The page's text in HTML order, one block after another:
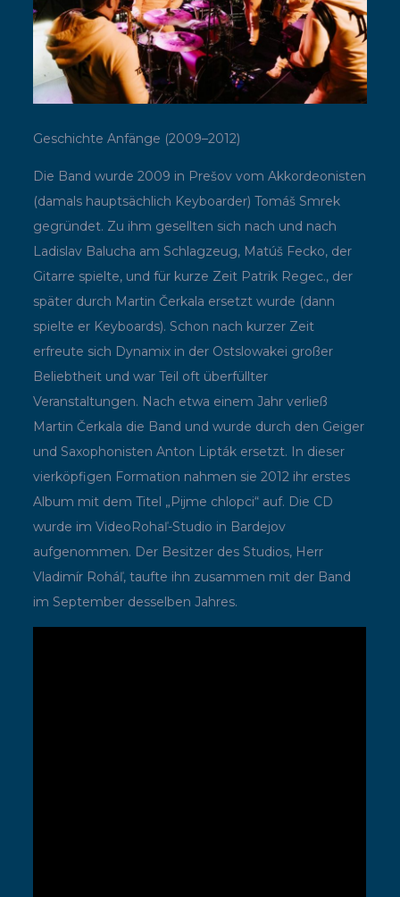
Geschichte Anfänge (2009–2012)
Die Band wurde 2009 in Prešov vom Akkordeonisten
(damals hauptsächlich Keyboarder) Tomáš Smrek
gegründet. Zu ihm gesellten sich nach und nach
Ladislav Balucha am Schlagzeug, Matúš Fecko, der
Gitarre spielte, und für kurze Zeit Patrik Regec., der
später durch Martin Čerkala ersetzt wurde (dann
spielte er Keyboards). Schon nach kurzer Zeit
erfreute sich Dynamix in der Ostslowakei großer
Beliebtheit und war Teil oft überfüllter
Veranstaltungen. Nach etwa einem Jahr verließ
Martin Čerkala die Band und wurde durch den Geiger
und Saxophonisten Anton Lipták ersetzt. In dieser
vierköpfigen Formation nahmen sie 2012 ihr erstes
Album mit dem Titel „Pijme chlopci“ auf. Die CD
wurde im VideoRohaľ-Studio in Bardejov
aufgenommen. Der Besitzer des Studios, Herr
Vladimír Roháľ, taufte ihn zusammen mit der Band
im September desselben Jahres.